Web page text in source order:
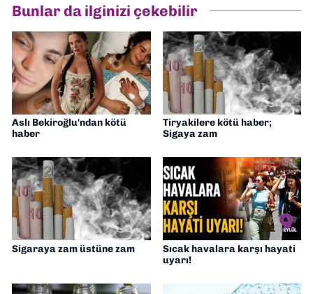
Bunlar da ilginizi çekebilir
Aslı Bekiroğlu'ndan kötü
haber
Tiryakilere kötü haber;
Sigaya zam
Sigaraya zam üstüne zam
Sıcak havalara karşı hayati
uyarı!